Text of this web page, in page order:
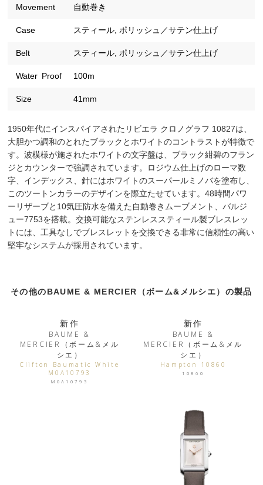
Movement 自動巻き
Case スティール, ポリッシュ／サテン仕上げ
Belt スティール, ポリッシュ／サテン仕上げ
Water Proof 100m
Size 41mm
1950年代にインスパイアされたリビエラ クロノグラフ 10827は、
大胆かつ調和のとれたブラックとホワイトのコントラストが特徴で
す。波模様が施されたホワイトの文字盤は、ブラック紺碧のフラン
ジとカウンターで強調されています。ロジウム仕上げのローマ数
字、インデックス、針にはホワイトのスーパールミノバを塗布し、
このツートンカラーのデザインを際立たせています。48時間パワ
ーリザーブと10気圧防水を備えた自動巻きムーブメント、バルジ
ュー7753を搭載。交換可能なステンレススティール製ブレスレッ
トには、工具なしでブレスレットを交換できる非常に信頼性の高い
堅牢なシステムが採用されています。
その他のBAUME & MERCIER（ボーム&メルシエ）の製品
新作
BAUME &
MERCIER（ボーム&メル
シエ）
Clifton Baumatic White
M0A10793
M0A10793
新作
BAUME &
MERCIER（ボーム&メル
シエ）
Hampton 10860
10860